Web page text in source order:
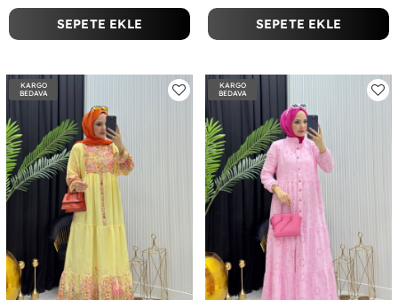
SEPETE EKLE SEPETE EKLE
KARGO
BEDAVA
KARGO
BEDAVA